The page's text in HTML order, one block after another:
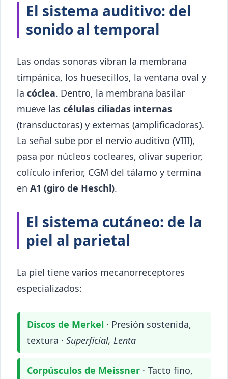
El sistema auditivo: del
sonido al temporal
Las ondas sonoras vibran la membrana
timpánica, los huesecillos, la ventana oval y
la cóclea. Dentro, la membrana basilar
mueve las células ciliadas internas
(transductoras) y externas (amplificadoras).
La señal sube por el nervio auditivo (VIII),
pasa por núcleos cocleares, olivar superior,
colículo inferior, CGM del tálamo y termina
en A1 (giro de Heschl).
El sistema cutáneo: de la
piel al parietal
La piel tiene varios mecanorreceptores
especializados:
Discos de Merkel · Presión sostenida,
textura · Superficial, Lenta
Corpúsculos de Meissner · Tacto fino,